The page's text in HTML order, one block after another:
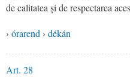
de calitatea și de respectarea
› órarend › dékán
Art. 28